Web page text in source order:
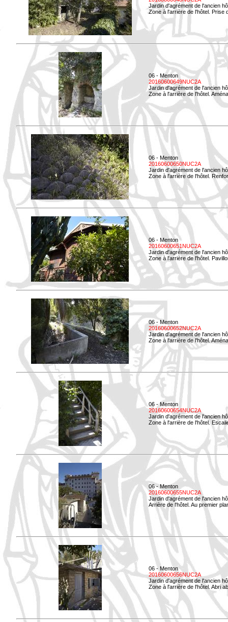
Jardin d'agrément de l'ancien
Zone à l'arrière de l'hôtel. Prise
06 - Menton
20160600649NUC2A
Jardin d'agrément de l'ancien
Zone à l'arrière de l'hôtel.
06 - Menton
20160600650NUC2A
Jardin d'agrément de l'ancien
Zone à l'arrière de l'hôtel.
06 - Menton
20160600651NUC2A
Jardin d'agrément de l'ancien
Zone à l'arrière de l'hôtel.
06 - Menton
20160600652NUC2A
Jardin d'agrément de l'ancien
Zone à l'arrière de l'hôtel.
06 - Menton
20160600654NUC2A
Jardin d'agrément de l'ancien
Zone à l'arrière de l'hôtel.
06 - Menton
20160600655NUC2A
Jardin d'agrément de l'ancien
Arrière de l'hôtel. Au premier
06 - Menton
20160600656NUC2A
Jardin d'agrément de l'ancien
Zone à l'arrière de l'hôtel. Abri